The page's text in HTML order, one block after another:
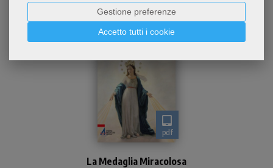
Accetto tutti i cookie
Gestione preferenze
pdf
del messaggio della
La Medaglia Miracolosa